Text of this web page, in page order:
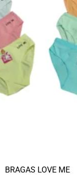
BRAGAS LOVE ME